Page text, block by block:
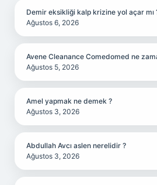
Demir eksikliği kalp krizine yol açar mı
Ağustos 6, 2026
Avene Cleanance Comedomed ne
Ağustos 5, 2026
Amel yapmak ne demek ?
Ağustos 3, 2026
Abdullah Avcı aslen nerelidir ?
Ağustos 3, 2026